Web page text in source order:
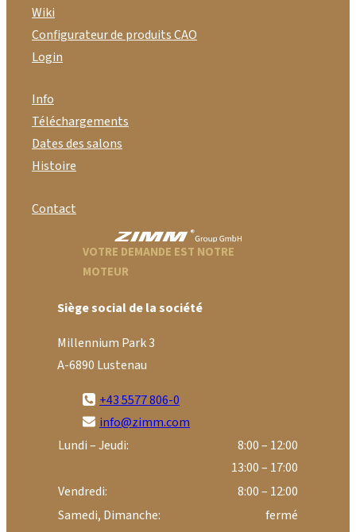
Wiki
Configurateur de produits CAO
Login
Info
Téléchargements
Dates des salons
Histoire
Contact
VOTRE DEMANDE EST NOTRE
MOTEUR
Siège social de la société
Millennium Park 3
A-6890 Lustenau
+43 5577 806-0
info@zimm.com
Lundi – Jeudi:
8:00 – 12:00
13:00 – 17:00
Vendredi:
8:00 – 12:00
Samedi, Dimanche:
fermé